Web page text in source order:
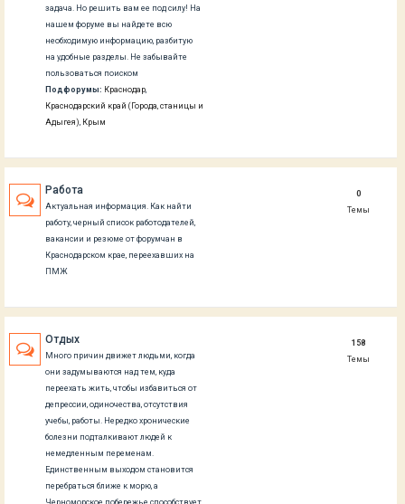
задача. Но решить вам ее под силу! На
нашем форуме вы найдете всю
необходимую информацию, разбитую
на удобные разделы. Не забывайте
пользоваться поиском
Подфорумы: Краснодар
Краснодарский край (Города, станицы и
Адыгея) Крым
Работа
Актуальная информация. Как найти
работу, черный список работодателей,
вакансии и резюме от форумчан в
Краснодарском крае, переехавших на
ПМЖ
0
Темы
Отдых
Много причин движет людьми, когда
они задумываются над тем, куда
переехать жить, чтобы избавиться от
депрессии, одиночества, отсутствия
учебы, работы. Нередко хронические
болезни подталкивают людей к
немедленным переменам.
Единственным выходом становится
перебраться ближе к морю, а
Черноморское побережье способствует
158
Темы